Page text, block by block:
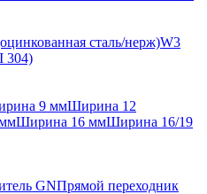
сталь/нерж)W3
304)
9 ммШирина 12
Ширина 16 ммШирина 16/19
GNПрямой переходник